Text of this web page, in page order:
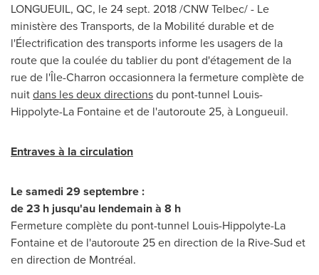
LONGUEUIL, QC, le24 sept. 2018/CNW Telbec/ - Le
ministère des Transports, de la Mobilité durable et de
l'Électrification des transports informe les usagers de la
route que la coulée du tablier du pont d'étagement de la
rue de l'Île-Charron occasionnera la fermeture complète de
nuitdans les deux directionsdu pont-tunnel Louis-
Hippolyte-La Fontaineet de l'autoroute 25, à Longueuil.
Entraves à la circulation
Le samedi 29 septembre :
de 23 h jusqu'au lendemain à 8 h
Fermeture complète du pont-tunnel Louis-Hippolyte-La
Fontaineet de l'autoroute 25 en direction de la Rive-Sud et
en direction de Montréal.